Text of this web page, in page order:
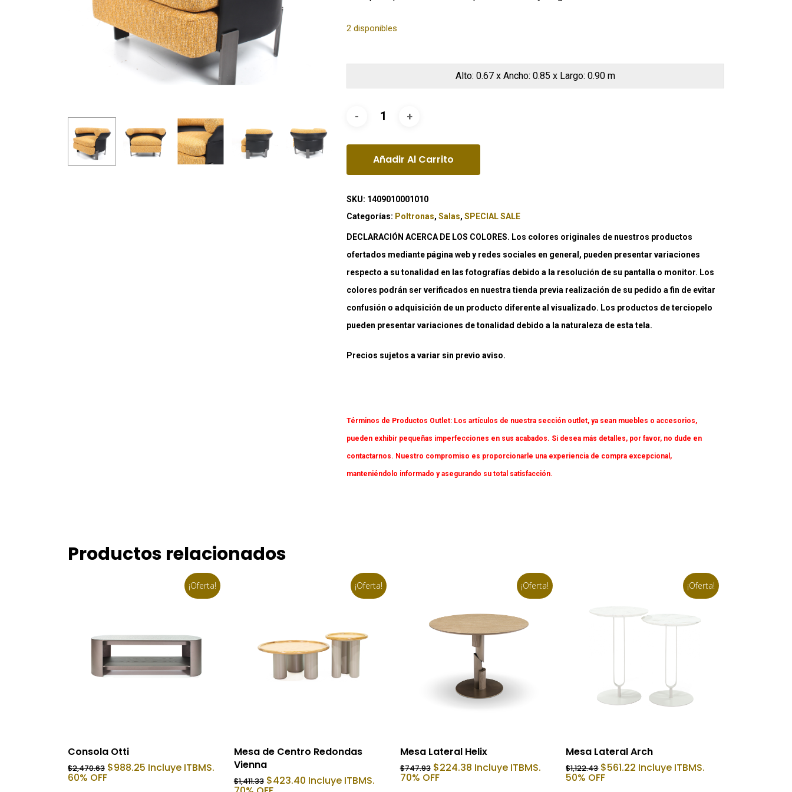
2 disponibles
Alto: 0.67 x Ancho: 0.85 x Largo: 0.90 m
Añadir Al Carrito
SKU: 1409010001010
Categorías: Poltronas,Salas,SPECIAL SALE
DECLARACIÓN ACERCA DE LOS COLORES. Los colores originales de nuestros productos
ofertados mediante página web y redes sociales en general, pueden presentar variaciones
respecto a su tonalidad en las fotografías debido a la resolución de su pantalla o monitor. Los
colores podrán ser verificados en nuestra tienda previa realización de su pedido a fin de evitar
confusión o adquisición de un producto diferente al visualizado. Los productos de terciopelo
pueden presentar variaciones de tonalidad debido a la naturaleza de esta tela.
Precios sujetos a variar sin previo aviso.
Términos de Productos Outlet: Los artículos de nuestra sección outlet, ya sean muebles o accesorios,
pueden exhibir pequeñas imperfecciones en sus acabados. Si desea más detalles, por favor, no dude en
contactarnos. Nuestro compromiso es proporcionarle una experiencia de compra excepcional,
manteniéndolo informado y asegurando su total satisfacción.
Productos relacionados
¡Oferta!
Añadir Al Carrito
Consola Otti
$2,470.63 El
precio
$988.25 El
precio
Incluye ITBMS.
60% OFF
¡Oferta!
Añadir Al Carrito
Mesa de Centro Redondas
Vienna
$1,411.33 El
$423.40ElIncluye ITBMS.
¡Oferta!
Añadir Al Carrito
Mesa Lateral Helix
$747.93 El
precio
$224.38El
precio
Incluye ITBMS.
70% OFF
¡Oferta!
Añadir Al Carrito
Mesa Lateral Arch
$1,122.43 El
precio
$561.22 El
precio
Incluye ITBMS.
50% OFF